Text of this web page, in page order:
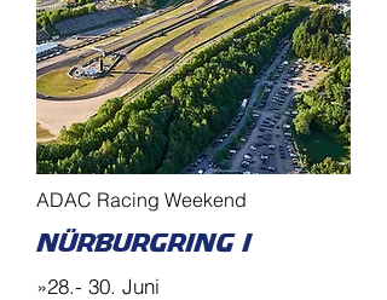
ADAC Racing Weekend
Nürburgring I
»28.- 30. Juni